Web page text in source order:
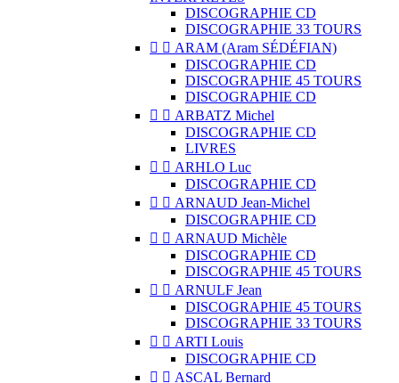
DISCOGRAPHIE CD
DISCOGRAPHIE 33 TOURS
  ARAM (Aram SÉDÉFIAN)
DISCOGRAPHIE CD
DISCOGRAPHIE 45 TOURS
DISCOGRAPHIE CD
  ARBATZ Michel
DISCOGRAPHIE CD
LIVRES
  ARHLO Luc
DISCOGRAPHIE CD
  ARNAUD Jean-Michel
DISCOGRAPHIE CD
  ARNAUD Michèle
DISCOGRAPHIE CD
DISCOGRAPHIE 45 TOURS
  ARNULF Jean
DISCOGRAPHIE 45 TOURS
DISCOGRAPHIE 33 TOURS
  ARTI Louis
DISCOGRAPHIE CD
  ASCAL Bernard